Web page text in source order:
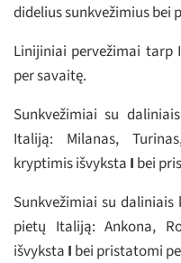
didelius sunkvežimius
Linijiniai pervežimai
per savaitę.
Sunkvežimiai su
Italiją: Milanas,
kryptimis išvyksta I bei
Sunkvežimiai su
pietų Italiją: Ankona,
išvyksta I bei pristatomi